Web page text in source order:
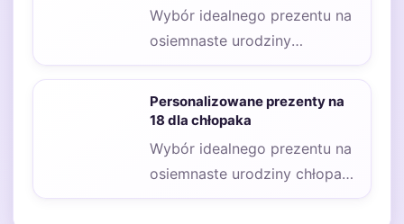
Wybór idealnego prezentu na
osiemnaste urodziny
dziewczyny to zadanie, które
wymaga przemyślenia i
uwzględnienia jej…
Personalizowane prezenty na
18 dla chłopaka
Wybór idealnego prezentu na
osiemnaste urodziny chłopaka
może być nie lada